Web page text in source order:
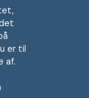
er til
af.